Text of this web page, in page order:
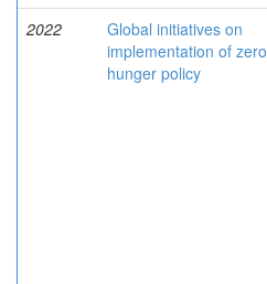
2022
Global initiatives on
implementation of zero
hunger policy